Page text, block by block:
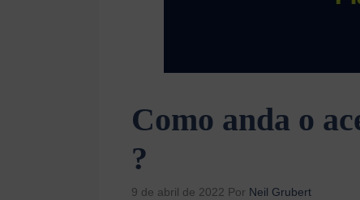
Como anda o
?
9 de abril de 2022 Por Neil Grubert